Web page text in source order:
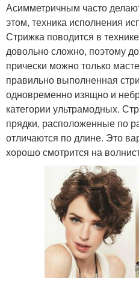
Асимметричным часто
этом, техника исполнения
Стрижка поводится в
довольно сложно, поэтому
прически можно только
правильно выполненная
одновременно изящно и
категории ультрамодных.
прядки, расположенные по
отличаются по длине. Это
хорошо смотрится на